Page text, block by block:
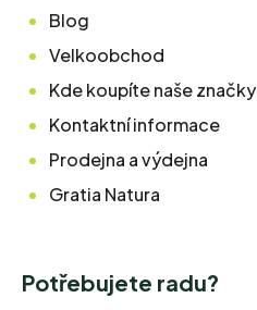
Blog
Velkoobchod
Kde koupíte naše značky
Kontaktní informace
Prodejna a výdejna
Gratia Natura
Potřebujete radu?